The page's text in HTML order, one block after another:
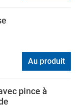
Au produit
pince à